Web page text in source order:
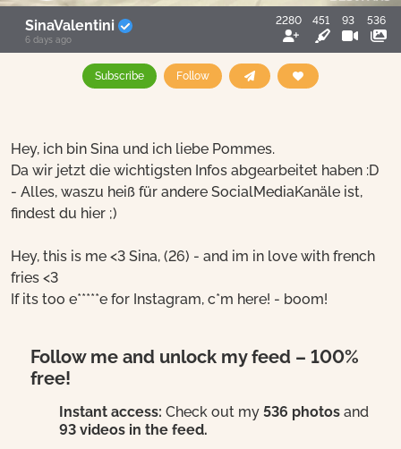
SinaValentini
6 days ago
2280 451 93 536
Subscribe Follow
Hey, ich bin Sina und ich liebe Pommes.
Da wir jetzt die wichtigsten Infos abgearbeitet haben :D
- Alles, waszu heiß für andere SocialMediaKanäle ist,
findest du hier ;)
Hey, this is me <3 Sina, (26) - and im in love with french
fries <3
If its too e*****e for Instagram, c*m here! - boom!
Follow me and unlock my feed – 100%
free!
Instant access: Check out my 536 photosand
93 videos in the feed.